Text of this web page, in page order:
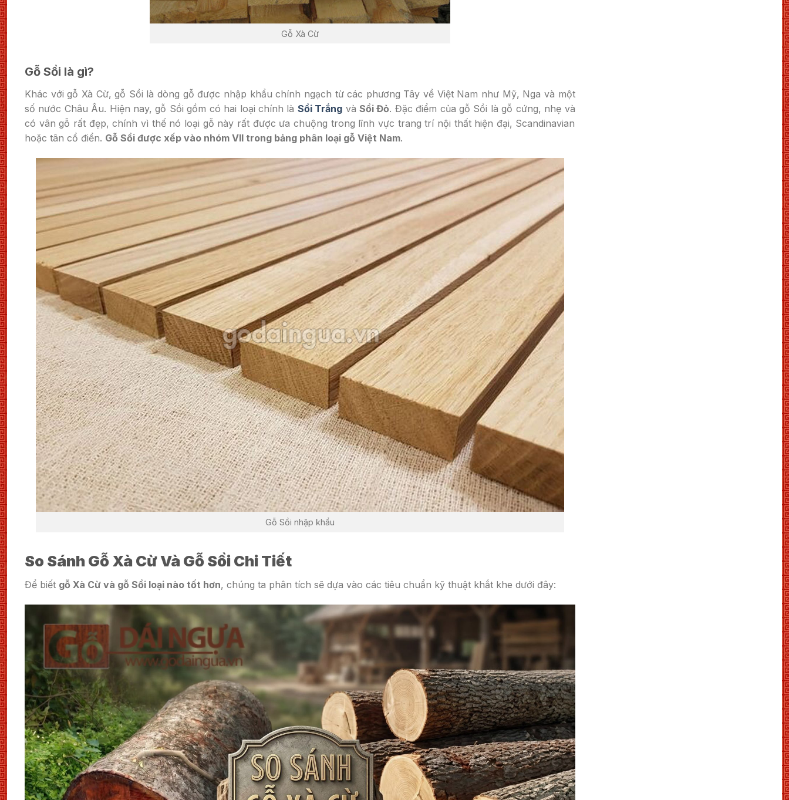
Gỗ Xà Cừ
Gỗ Sồi là gì?
Khác với gỗ Xà Cừ, gỗ Sồi là dòng gỗ được nhập khẩu chính ngạch từ các phương Tây về Việt Nam như Mỹ, Nga và một
số nước Châu Âu. Hiện nay, gỗ Sồi gồm có hai loại chính là Sồi Trắng và Sồi Đỏ. Đặc điểm của gỗ Sồi là gỗ cứng, nhẹ và
có vân gỗ rất đẹp, chính vì thế nó loại gỗ này rất được ưa chuộng trong lĩnh vực trang trí nội thất hiện đại, Scandinavian
hoặc tân cổ điển. Gỗ Sồi được xếp vào nhóm VII trong bảng phân loại gỗ Việt Nam.
Gỗ Sồi nhập khẩu
So Sánh Gỗ Xà Cừ Và Gỗ Sồi Chi Tiết
Để biết gỗ Xà Cừ và gỗ Sồi loại nào tốt hơn, chúng ta phân tích sẽ dựa vào các tiêu chuẩn kỹ thuật khắt khe dưới đây: